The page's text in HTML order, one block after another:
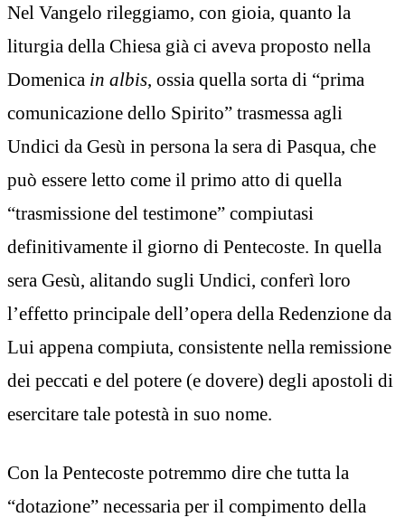
Nel Vangelo rileggiamo, con gioia, quanto la
liturgia della Chiesa già ci aveva proposto nella
Domenica in albis, ossia quella sorta di “prima
comunicazione dello Spirito” trasmessa agli
Undici da Gesù in persona la sera di Pasqua, che
può essere letto come il primo atto di quella
“trasmissione del testimone” compiutasi
definitivamente il giorno di Pentecoste. In quella
sera Gesù, alitando sugli Undici, conferì loro
l’effetto principale dell’opera della Redenzione da
Lui appena compiuta, consistente nella remissione
dei peccati e del potere (e dovere) degli apostoli di
esercitare tale potestà in suo nome.
Con la Pentecoste potremmo dire che tutta la
“dotazione” necessaria per il compimento della